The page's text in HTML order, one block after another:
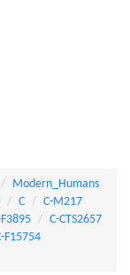
Modern_Humans
C
C-M217
C-CTS2657
F15754